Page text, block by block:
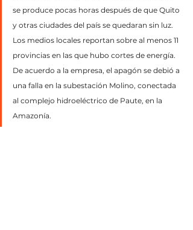
se produce pocas horas después de que Quito
y otras ciudades del país se quedaran sin luz.
Los medios locales reportan sobre al menos 11
provincias en las que hubo cortes de energía.
De acuerdo a la empresa, el apagón se debió a
una falla en la subestación Molino, conectada
al complejo hidroeléctrico de Paute, en la
Amazonía.